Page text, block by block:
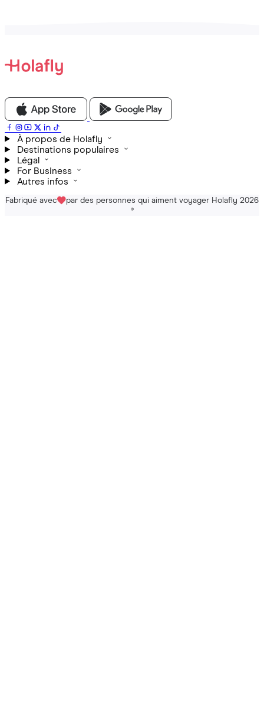
À propos de Holafly
Destinations populaires
Légal
For Business
Autres infos
Fabriqué avec par des personnes qui aiment voyager Holafly 2026
®